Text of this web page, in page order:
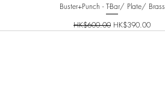
Buster+Punch - T-Bar/ Plate/ Brass
一般價格
HK$600.00 促銷價格
HK$390.00